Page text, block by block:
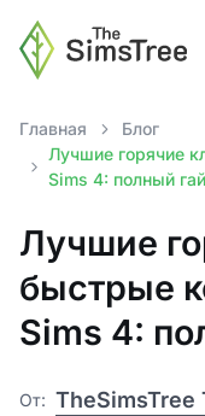
Главная
Блог
Лучшие горячие
Sims 4: полный
Лучшие
быстрые
Sims 4:
От: TheSimsTree